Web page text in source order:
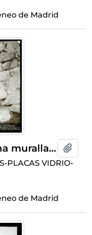
de Madrid
Arqueólogo junto a una muralla de aparejo ciclópeo
PLACAS VIDRIO-
de Madrid